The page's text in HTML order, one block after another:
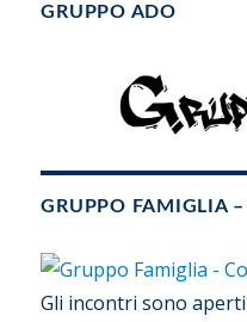
GRUPPO ADO
GRUPPO FAMIGLIA –
Gli incontri sono